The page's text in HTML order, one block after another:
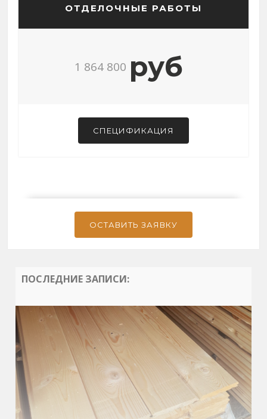
ОТДЕЛОЧНЫЕ РАБОТЫ
1 864 800 руб
СПЕЦИФИКАЦИЯ
ОСТАВИТЬ ЗАЯВКУ
ПОСЛЕДНИЕ ЗАПИСИ: